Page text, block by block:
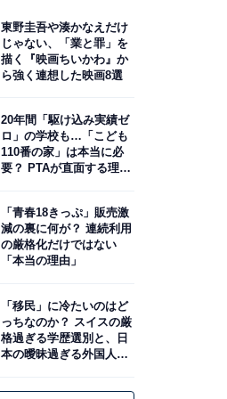
東野圭吾や湊かなえだけ
じゃない、「業と罪」を
描く『映画ちいかわ』か
ら強く連想した映画8選
20年間「駆け込み実績ゼ
ロ」の学校も…「こども
110番の家」は本当に必
要？ PTAが直面する理想
「青春18きっぷ」販売激
減の裏に何が？ 連続利用
の厳格化だけではない
「本当の理由」
「移民」に冷たいのはど
っちなのか？ スイスの厳
格過ぎる学歴選別と、日
本の曖昧過ぎる外国人政